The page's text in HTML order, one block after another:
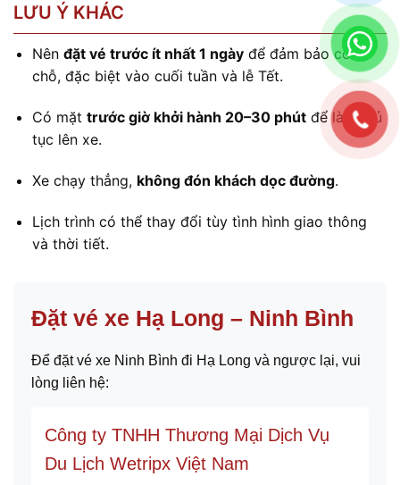
LƯU Ý KHÁC
Nên đặt vé trước ít nhất 1 ngàyđể đảm bảo còn
chỗ, đặc biệt vào cuối tuần và lễ Tết.
Có mặt trước giờ khởi hành 20–30 phútđể làm thủ
tục lên xe.
Xe chạy thẳng, không đón khách dọc đường.
Lịch trình có thể thay đổi tùy tình hình giao thông
và thời tiết.
Đặt vé xe Hạ Long – Ninh Bình
Để đặt vé xe Ninh Bình đi Hạ Long và ngược lại, vui
lòng liên hệ:
Công ty TNHH Thương Mại Dịch Vụ
Du Lịch Wetripx Việt Nam